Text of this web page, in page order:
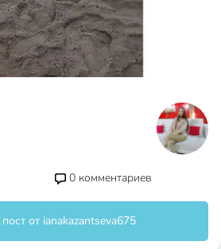
0 комментариев
от ianakazantseva675